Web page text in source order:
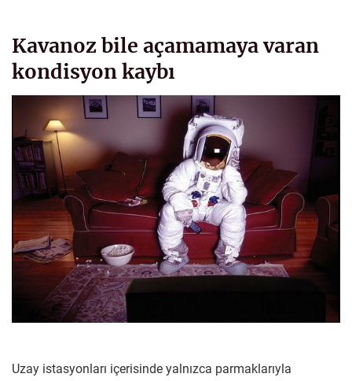
Kavanoz bile açamamaya varan
kondisyon kaybı
Uzay istasyonları içerisinde yalnızca parmaklarıyla